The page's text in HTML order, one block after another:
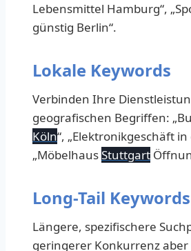
Lebensmittel Hamburg“,
günstig Berlin“.
Lokale Keywords
Verbinden Ihre
geografischen Begriffen:
Köln“, „Elektronikgeschäft in
„MöbelhausStuttgart
Long-Tail Keywords
Längere, spezifischere
geringerer Konkurrenz